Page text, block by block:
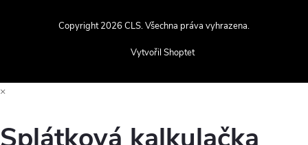
Vytvořil Shoptet
Copyright 2026CLS. Všechna práva vyhrazena.
×